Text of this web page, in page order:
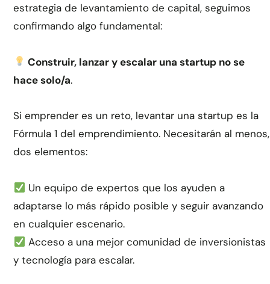
estrategia de levantamiento de capital, seguimos
confirmando algo fundamental:
Construir, lanzar y escalar una startup no se
hace solo/a.
Si emprender es un reto, levantar una startup es la
Fórmula 1 del emprendimiento. Necesitarán al menos,
dos elementos:
Un equipo de expertos que los ayuden a
adaptarse lo más rápido posible y seguir avanzando
en cualquier escenario.
Acceso a una mejor comunidad de inversionistas
y tecnología para escalar.